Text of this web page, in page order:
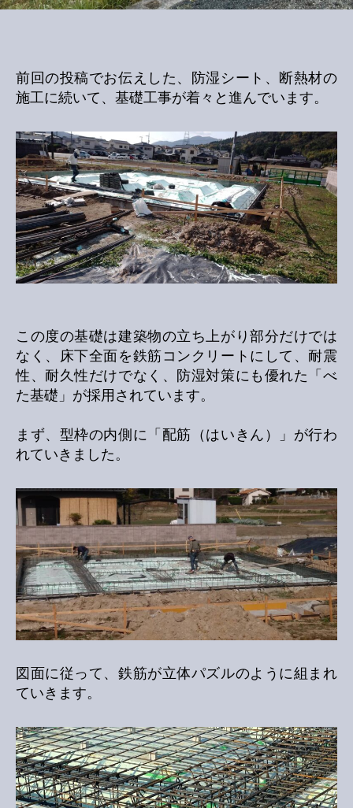
前回の投稿でお伝えした、防湿シート、断熱材の
施工に続いて、基礎工事が着々と進んでいます。
この度の基礎は建築物の立ち上がり部分だけでは
なく、床下全面を鉄筋コンクリートにして、耐震
性、耐久性だけでなく、防湿対策にも優れた「べ
た基礎」が採用されています。
まず、型枠の内側に「配筋（はいきん）」が行わ
れていきました。
図面に従って、鉄筋が立体パズルのように組まれ
ていきます。